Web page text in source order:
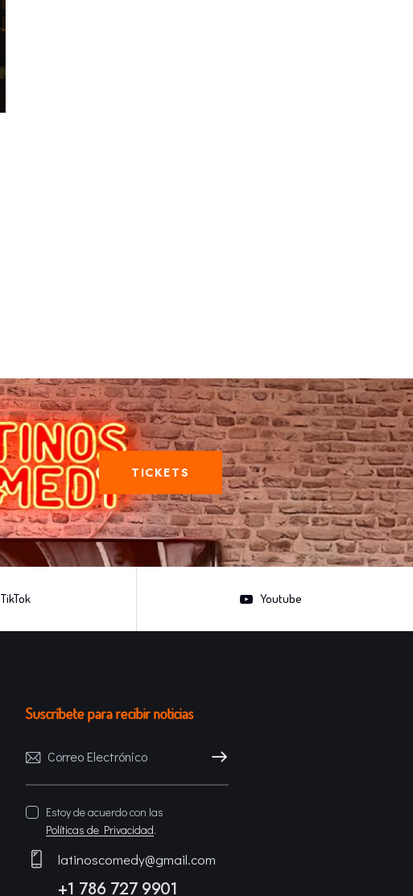
TICKETS
TikTok Youtube
Suscríbete para recibir noticias
SUSCRÍBETE
Estoy de acuerdo con las
Políticas de Privacidad.
latinoscomedy@gmail.com
+1 786 727 9901